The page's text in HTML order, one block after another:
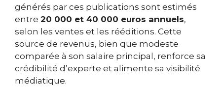
générés par ces publications sont estimés
entre 20 000 et 40 000 euros annuels,
selon les ventes et les rééditions. Cette
source de revenus, bien que modeste
comparée à son salaire principal, renforce sa
crédibilité d’experte et alimente sa visibilité
médiatique.